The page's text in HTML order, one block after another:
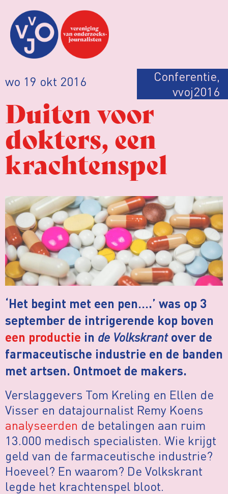
wo 19 okt 2016 Conferentie,
vvoj2016
Duiten voor
dokters, een
krachtenspel
‘Het begint met een pen….’ was op 3
september de intrigerende kop boven
een productie in de Volkskrantover de
farmaceutische industrie en de banden
met artsen. Ontmoet de makers.
Verslaggevers Tom Kreling en Ellen de
Visser en datajournalist Remy Koens
analyseerden de betalingen aan ruim
13.000 medisch specialisten. Wie krijgt
geld van de farmaceutische industrie?
Hoeveel? En waarom? De Volkskrant
legde het krachtenspel bloot.